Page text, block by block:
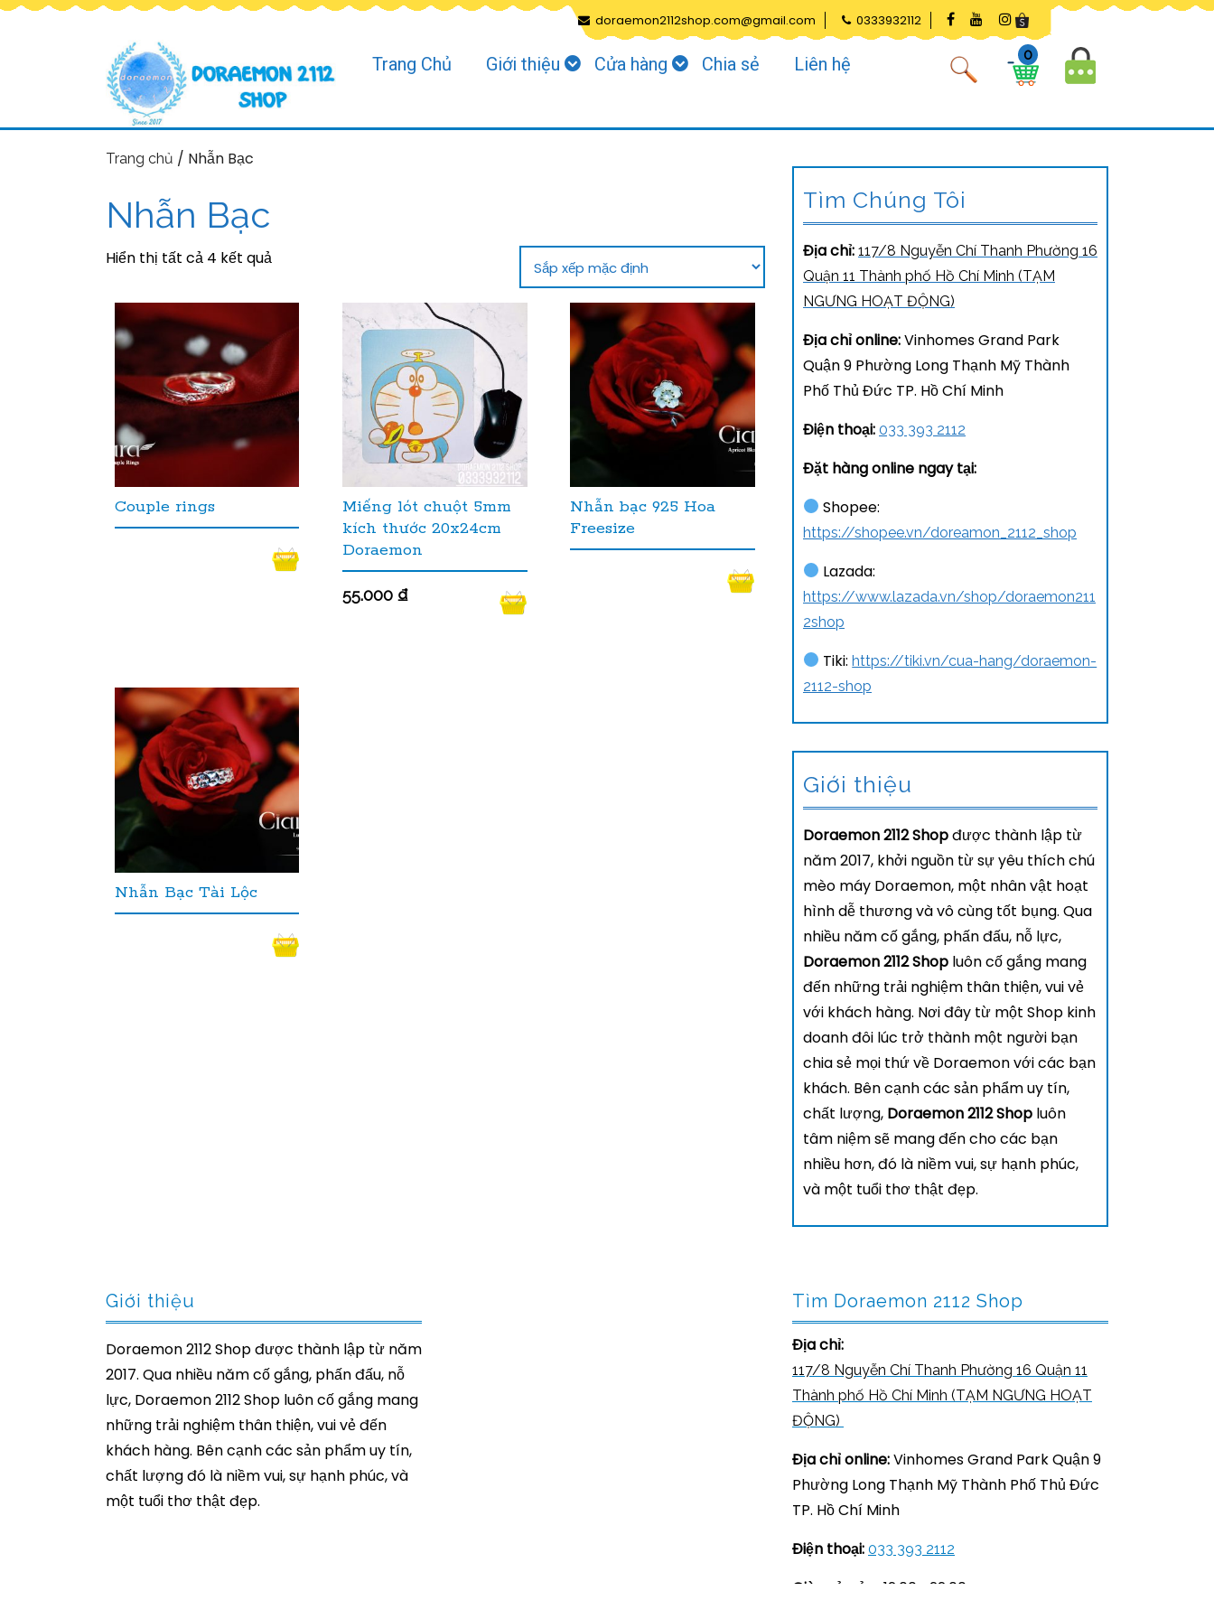
doraemon2112shop.com@gmail.com 0333932112
Trang Chủ Giới thiệu Cửa hàng Chia sẻ Liên hệ 0
Trang chủ / Nhẫn Bạc
Nhẫn Bạc
Hiển thị tất cả 4 kết quả
Couple rings
Miếng lót chuột 5mm
kích thước 20x24cm
Doraemon
55.000₫
Nhẫn bạc 925 Hoa
Freesize
Nhẫn Bạc Tài Lộc
Tìm Chúng Tôi
Địa chỉ: 117/8 Nguyễn Chí Thanh Phường 16
Quận 11 Thành phố Hồ Chí Minh (TẠM
NGƯNG HOẠT ĐỘNG)
Địa chỉ online:Vinhomes Grand Park
Quận 9 Phường Long Thạnh Mỹ Thành
Phố Thủ Đức TP. Hồ Chí Minh
Điện thoại: 033 393 2112
Đặt hàng online ngay tại:
Shopee:
https://shopee.vn/doreamon_2112_shop
Lazada:
https://www.lazada.vn/shop/doraemon211
2shop
Tiki:https://tiki.vn/cua-hang/doraemon-
2112-shop
Giới thiệu
Doraemon 2112 Shopđược thành lập từ
năm 2017, khởi nguồn từ sự yêu thích chú
mèo máy Doraemon, một nhân vật hoạt
hình dễ thương và vô cùng tốt bụng. Qua
nhiều năm cố gắng, phấn đấu, nỗ lực,
Doraemon 2112 Shop luôn cố gắng mang
đến những trải nghiệm thân thiện, vui vẻ
với khách hàng. Nơi đây từ một Shop kinh
doanh đôi lúc trở thành một người bạn
chia sẻ mọi thứ về Doraemon với các bạn
khách. Bên cạnh các sản phẩm uy tín,
chất lượng, Doraemon 2112 Shop luôn
tâm niệm sẽ mang đến cho các bạn
nhiều hơn, đó là niềm vui, sự hạnh phúc,
và một tuổi thơ thật đẹp.
Giới thiệu
Doraemon 2112 Shop được thành lập từ năm
2017. Qua nhiều năm cố gắng, phấn đấu, nỗ
lực, Doraemon 2112 Shop luôn cố gắng mang
những trải nghiệm thân thiện, vui vẻ đến
khách hàng. Bên cạnh các sản phẩm uy tín,
chất lượng đó là niềm vui, sự hạnh phúc, và
một tuổi thơ thật đẹp.
Tìm Doraemon 2112 Shop
Địa chỉ:
117/8 Nguyễn Chí Thanh Phường 16 Quận 11
Thành phố Hồ Chí Minh (TẠM NGƯNG HOẠT
ĐỘNG)
Địa chỉ online:Vinhomes Grand Park Quận 9
Phường Long Thạnh Mỹ Thành Phố Thủ Đức
TP. Hồ Chí Minh
Điện thoại: 033 393 2112
Giờ mở cửa: 12:00 –22:00